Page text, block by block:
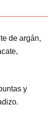
de argán,
y